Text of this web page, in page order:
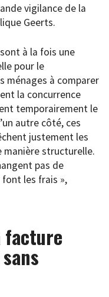
vigilance de la
Geerts.
à la fois une
pour le
ménages à comparer
la concurrence
temporairement le
autre côté, ces
justement les
manière structurelle.
pas de
font les frais »,
facture